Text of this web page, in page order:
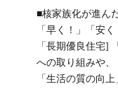
■核家族化が進ん
「早く！」「安
「長期優良住宅]
への取り組みや、
「生活の質の向